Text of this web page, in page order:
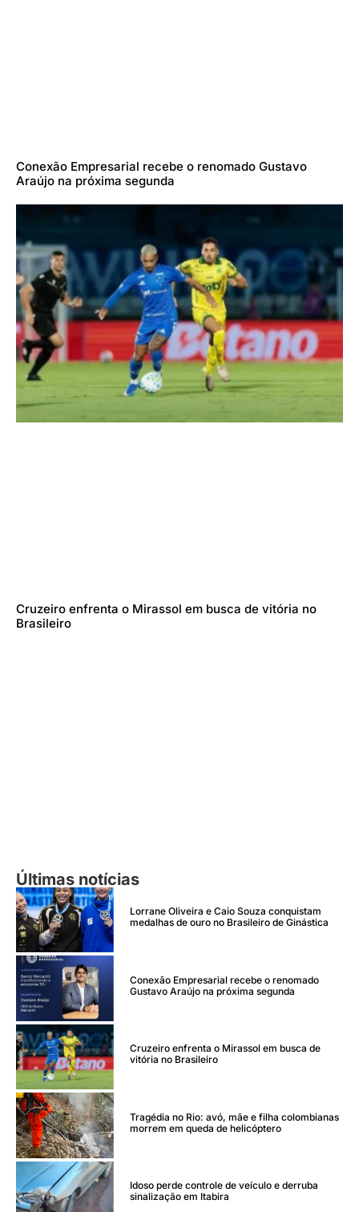
Conexão Empresarial recebe o renomado Gustavo
Araújo na próxima segunda
Cruzeiro enfrenta o Mirassol em busca de vitória no
Brasileiro
Últimas notícias
Lorrane Oliveira e Caio Souza conquistam
medalhas de ouro no Brasileiro de Ginástica
Conexão Empresarial recebe o renomado
Gustavo Araújo na próxima segunda
Cruzeiro enfrenta o Mirassol em busca de
vitória no Brasileiro
Tragédia no Rio: avó, mãe e filha colombianas
morrem em queda de helicóptero
Idoso perde controle de veículo e derruba
sinalização em Itabira